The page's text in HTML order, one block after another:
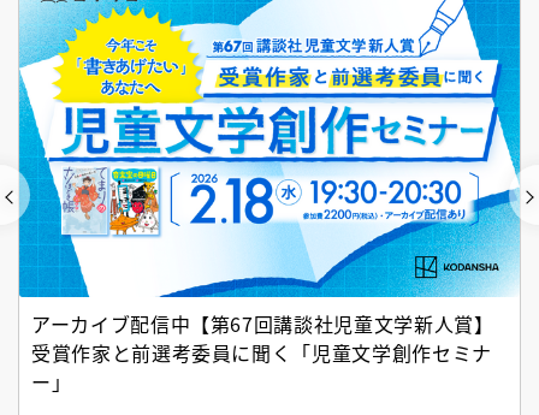
アーカイブ配信中【第67回講談社児童文学新人賞】
受賞作家と前選考委員に聞く「児童文学創作セミナ
ー」